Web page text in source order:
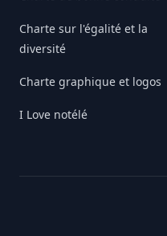
Charte sur l'égalité et la
diversité
Charte graphique et logos
I Love notélé